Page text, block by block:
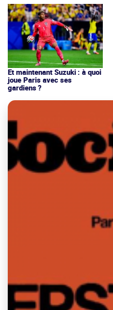
Et maintenant Suzuki : à quoi
joue Paris avec ses
gardiens ?